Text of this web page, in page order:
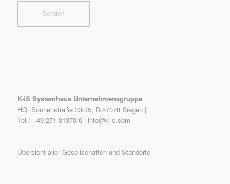
K-iS Systemhaus Unternehmensgruppe
HQ: Sonnenstraße 33-35, D-57078 Siegen |
Tel.: +49 271 31370-0 | info@k-is.com
Übersicht aller Gesellschaften und Standorte